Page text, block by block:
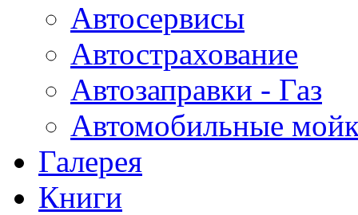
Автосервисы
Автострахование
Автозаправки - Газ
Автомобильные
Галерея
Книги